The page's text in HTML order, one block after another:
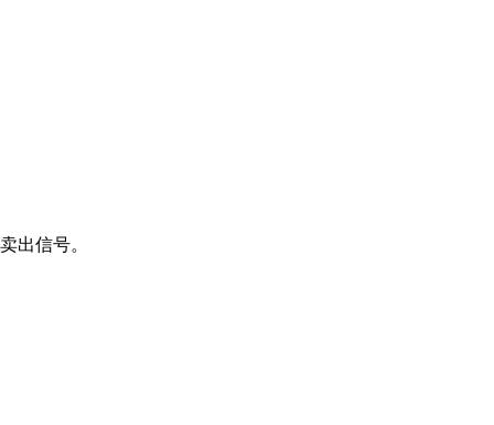
出信号。